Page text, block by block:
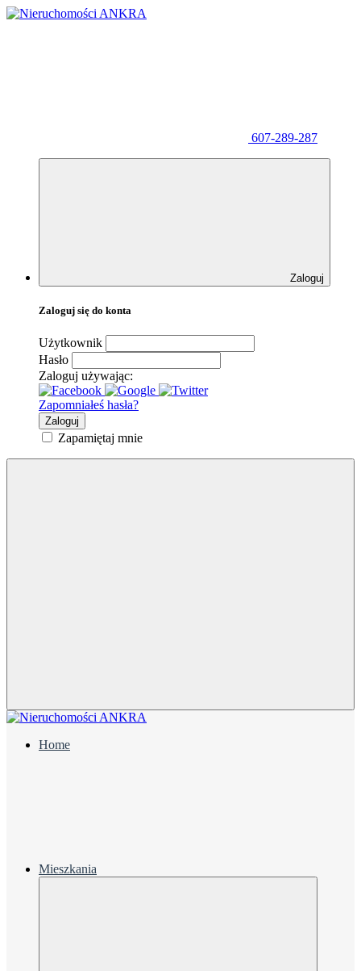
607-289-287
Zaloguj
Zaloguj się do konta
Użytkownik
Hasło
Zaloguj używając:
Zapomniałeś hasła?
Zaloguj
Zapamiętaj mnie
Home
Mieszkania